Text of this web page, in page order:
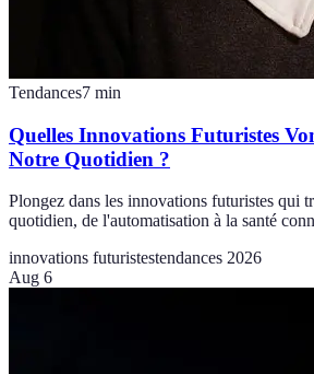
Tendances7 min
Quelles Innovations Futuristes
Notre Quotidien ?
Plongez dans les innovations futuristes qui
quotidien, de l'automatisation à la santé
innovations futuristestendances 2026
Aug 6